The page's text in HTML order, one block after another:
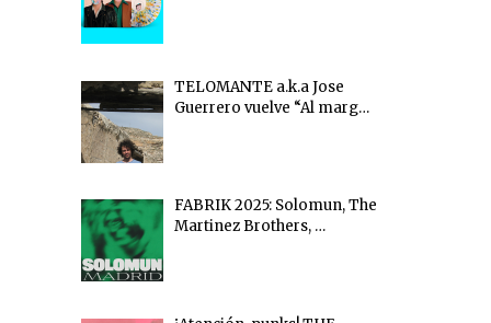
TELOMANTE a.k.a Jose
Guerrero vuelve “Al marg…
FABRIK 2025: Solomun, The
Martinez Brothers, …